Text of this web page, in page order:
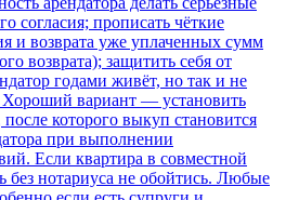
согласия; прописать чёткие
и возврата уже уплаченных сумм
возврата); защитить себя от
годами живёт, но так и не
Хороший вариант — установить
которого выкуп становится
при выполнении
Если квартира в совместной
без нотариуса не обойтись. Любые